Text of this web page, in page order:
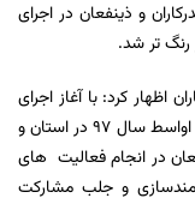
و ذینفعان در اجرای
رنگ تر شد.
جمع خبرنگاران اظهار کرد: با آغاز اجرای
پروژه‌های آبخیزداری از محل صندوق توسعه ملی از اواسط سال 97 در استان و
در انجام فعالیت ‌ های
و جلب مشارکت